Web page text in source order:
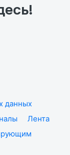
данных
Лента